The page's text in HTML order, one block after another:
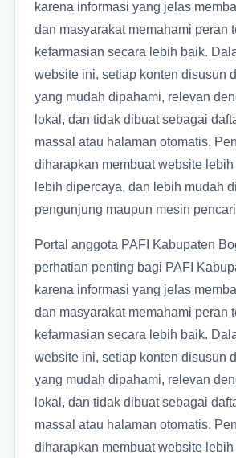
karena informasi yang jelas
dan masyarakat memahami peran
kefarmasian secara lebih baik.
website ini, setiap konten disusun
yang mudah dipahami, relevan
lokal, dan tidak dibuat sebagai
massal atau halaman otomatis.
diharapkan membuat website lebih
lebih dipercaya, dan lebih mudah
pengunjung maupun mesin
Portal anggota PAFI Kabupaten
perhatian penting bagi PAFI
karena informasi yang jelas
dan masyarakat memahami peran
kefarmasian secara lebih baik.
website ini, setiap konten disusun
yang mudah dipahami, relevan
lokal, dan tidak dibuat sebagai
massal atau halaman otomatis.
diharapkan membuat website lebih